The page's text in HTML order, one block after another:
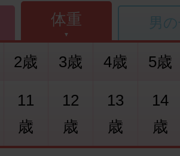
体重 男
2歳 3歳 4歳 5歳
11
歳
12
歳
13
歳
14
歳